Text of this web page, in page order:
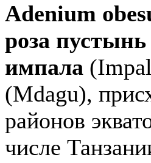
Adenium
роза пустынь
импала
(Mdagu),
районов
числе